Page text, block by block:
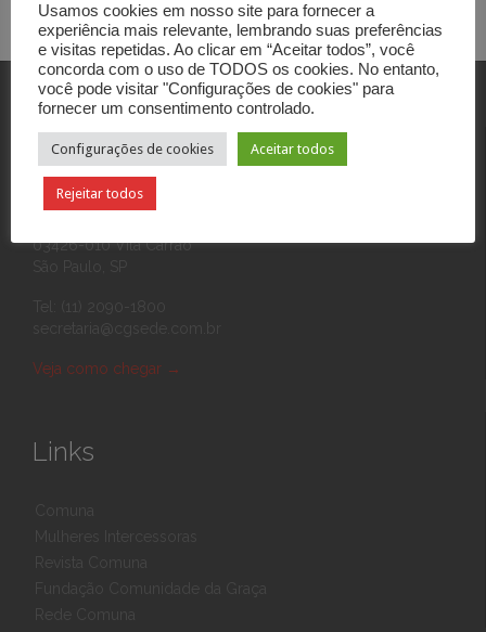
Contato
03426-010 Vila Carrão
Veja como chegar →
Links
Usamos cookies em nosso site para fornecer a
experiência mais relevante, lembrando suas preferências
e visitas repetidas. Ao clicar em “Aceitar todos”, você
concorda com o uso de TODOS os cookies. No entanto,
você pode visitar "Configurações de cookies" para
fornecer um consentimento controlado.
Configurações de cookies Aceitar todos
Rejeitar todos